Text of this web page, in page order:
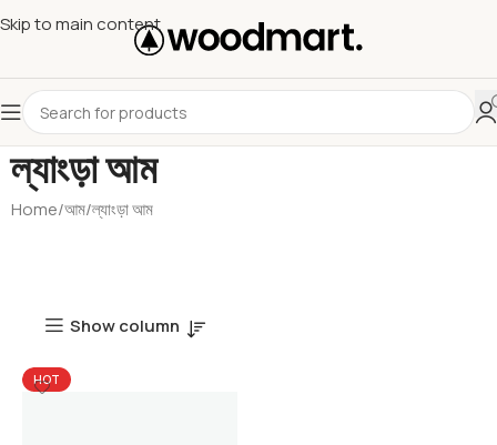
Skip to main content
ল্যাংড়া আম
Home আম ল্যাংড়া আম
Show column
HOT